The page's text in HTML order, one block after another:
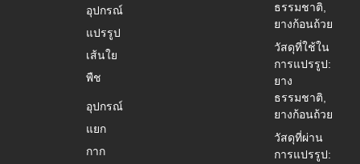
อุปกรณ์
แปรรูป
เส้นใย
พืช
อุปกรณ์
แยก
กาก
ธรรมชาติ,
ยางก้อนถ้วย
วัสดุที่ใช้ใน
การแปรรูป:
ยาง
ธรรมชาติ,
ยางก้อนถ้วย
วัสดุที่ผ่าน
การแปรรูป: